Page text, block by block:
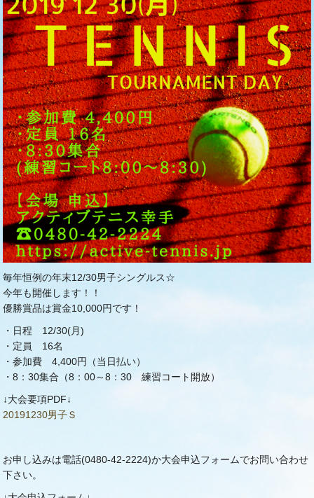
毎年恒例の年末12/30男子シングルス☆
今年も開催します！！
優勝賞品は賞金10,000円です！
・日程 12/30(月)
・定員 16名
・参加費 4,400円（当日払い）
・8：30集合（8：00～8：30 練習コート開放）
↓大会要項PDF↓
20191230男子Ｓ
お申し込みは電話(0480-42-2224)か大会申込フォームでお問い合わせ
下さい。